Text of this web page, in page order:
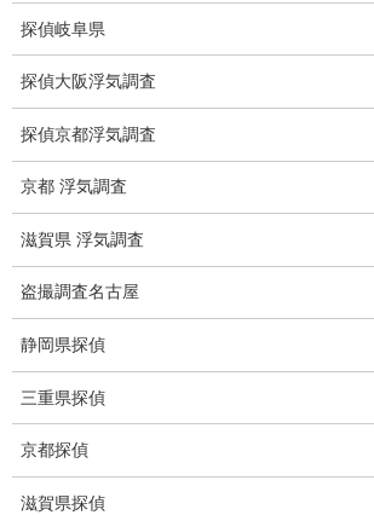
ストーカー調査
待ち伏せ
集団ストーカー
GPS発見調査
盗難車両調査
盗撮犯防止対策調査
痴漢防止対策調査
下着窃盗犯防止対策調査
猫犬の捜索
所在調査
探偵岐阜県
探偵大阪浮気調査
探偵京都浮気調査
京都 浮気調査
滋賀県 浮気調査
盗撮調査名古屋
静岡県探偵
三重県探偵
京都探偵
滋賀県探偵